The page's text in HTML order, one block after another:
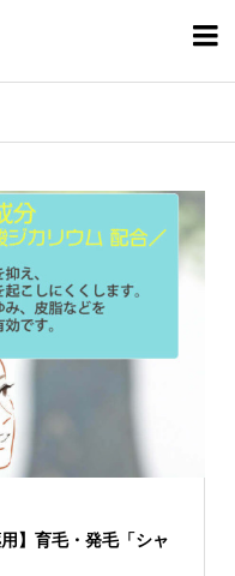

】育毛・発毛「シャ